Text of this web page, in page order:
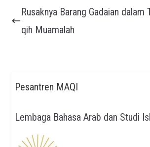
Rusaknya Barang Gadaian dalam
qih Muamalah
Pesantren MAQI
Lembaga Bahasa Arab dan Studi